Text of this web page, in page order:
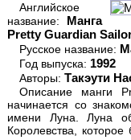
Английское
название: Манга
Pretty Guardian
Русское название:
Год выпуска: 1992
Авторы: Такэути
Описание манги
начинается со
имени Луна. Луна
Королевства,